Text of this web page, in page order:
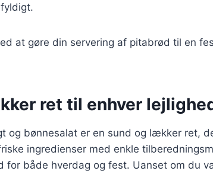
at gøre din servering af pitabrød til en
ret til enhver
og bønnesalat er en sund og lækker ret,
ingredienser med enkle
for både hverdag og fest. Uanset om du